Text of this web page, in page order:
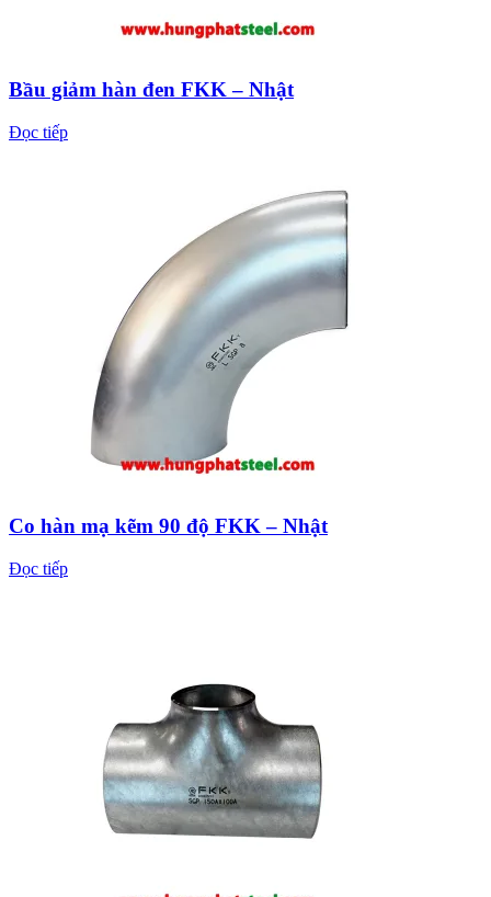
Bầu giảm hàn đen FKK – Nhật
Đọc tiếp
Co hàn mạ kẽm 90 độ FKK – Nhật
Đọc tiếp